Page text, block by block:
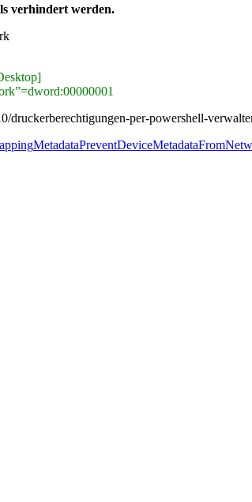
verhindert werden.
druckerberechtigungen-per-powershell-